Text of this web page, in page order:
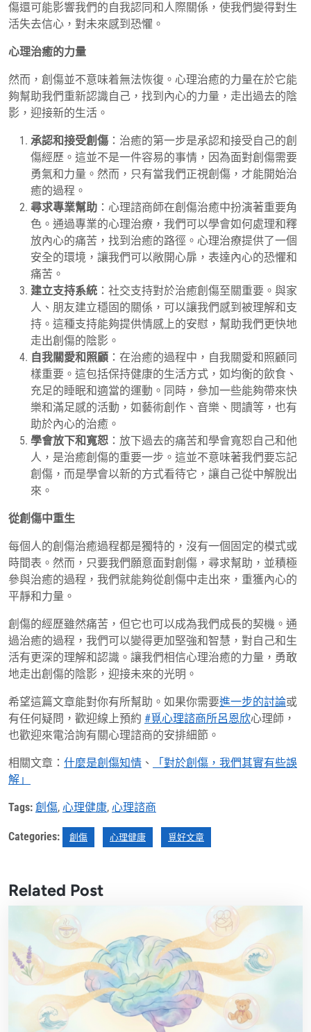
傷還可能影響我們的自我認同和人際關係，使我們變得對生
活失去信心，對未來感到恐懼。
心理治癒的力量
然而，創傷並不意味着無法恢復。心理治癒的力量在於它能
夠幫助我們重新認識自己，找到內心的力量，走出過去的陰
影，迎接新的生活。
承認和接受創傷 ：治癒的第一步是承認和接受自己的創
傷經歷。這並不是一件容易的事情，因為面對創傷需要
勇氣和力量。然而，只有當我們正視創傷，才能開始治
癒的過程。
尋求專業幫助 ：心理諮商師在創傷治癒中扮演著重要角
色。通過專業的心理治療，我們可以學會如何處理和釋
放內心的痛苦，找到治癒的路徑。心理治療提供了一個
安全的環境，讓我們可以敞開心扉，表達內心的恐懼和
痛苦。
建立支持系統 ：社交支持對於治癒創傷至關重要。與家
人、朋友建立穩固的關係，可以讓我們感到被理解和支
持。這種支持能夠提供情感上的安慰，幫助我們更快地
走出創傷的陰影。
自我關愛和照顧 ：在治癒的過程中，自我關愛和照顧同
樣重要。這包括保持健康的生活方式，如均衡的飲食、
充足的睡眠和適當的運動。同時，參加一些能夠帶來快
樂和滿足感的活動，如藝術創作、音樂、閱讀等，也有
助於內心的治癒。
學會放下和寬恕 ：放下過去的痛苦和學會寬恕自己和他
人，是治癒創傷的重要一步。這並不意味著我們要忘記
創傷，而是學會以新的方式看待它，讓自己從中解脫出
來。
從創傷中重生
每個人的創傷治癒過程都是獨特的，沒有一個固定的模式或
時間表。然而，只要我們願意面對創傷，尋求幫助，並積極
參與治癒的過程，我們就能夠從創傷中走出來，重獲內心的
平靜和力量。
創傷的經歷雖然痛苦，但它也可以成為我們成長的契機。通
過治癒的過程，我們可以變得更加堅強和智慧，對自己和生
活有更深的理解和認識。讓我們相信心理治癒的力量，勇敢
地走出創傷的陰影，迎接未來的光明。
希望這篇文章能對你有所幫助。如果你需要進一步的討論或
有任何疑問，歡迎線上預約 #覓心理諮商所呂恩欣心理師，
也歡迎來電洽詢有關心理諮商的安排細節。
相關文章： 什麼是創傷知情 、
「對於創傷，我們其實有些誤
解」
Tags: 創傷, 心理健康, 心理諮商
Categories: 創傷 心理健康 覓好文章
Related Post